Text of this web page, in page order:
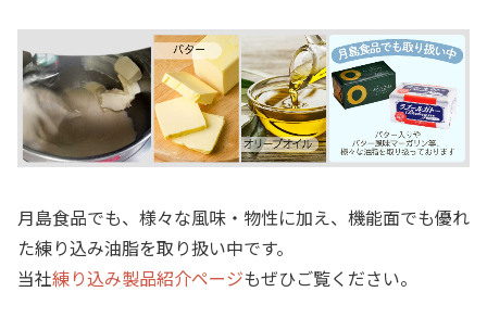
月島食品でも、様々な風味・物性に加え、機能面でも優れ
た練り込み油脂を取り扱い中です。
当社練り込み製品紹介ページもぜひご覧ください。